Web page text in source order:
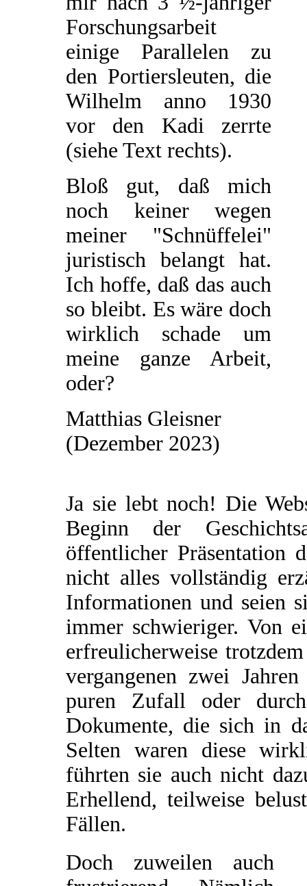
Forschungsarbeit
einige Parallelen zu
den Portiersleuten, die
Wilhelm anno 1930
vor den Kadi zerrte
(siehe Text rechts).
Bloß gut, daß mich
noch keiner wegen
meiner "Schnüffelei"
juristisch belangt hat.
Ich hoffe, daß das auch
so bleibt. Es wäre doch
wirklich schade um
meine ganze Arbeit,
oder?
Matthias Gleisner
(Dezember 2023)
Ja sie lebt noch! Die
Beginn der
öffentlicher Präsentation
nicht alles vollständig
Informationen und seien
immer schwieriger. Von
erfreulicherweise
vergangenen zwei
puren Zufall oder
Dokumente, die sich in
Selten waren diese
führten sie auch nicht
Erhellend, teilweise
Fällen.
Doch zuweilen auch